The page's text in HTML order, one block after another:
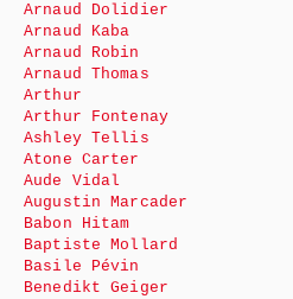
Arnaud Dolidier
Arnaud Kaba
Arnaud Robin
Arnaud Thomas
Arthur
Arthur Fontenay
Ashley Tellis
Atone Carter
Aude Vidal
Augustin Marcader
Babon Hitam
Baptiste Mollard
Basile Pévin
Benedikt Geiger